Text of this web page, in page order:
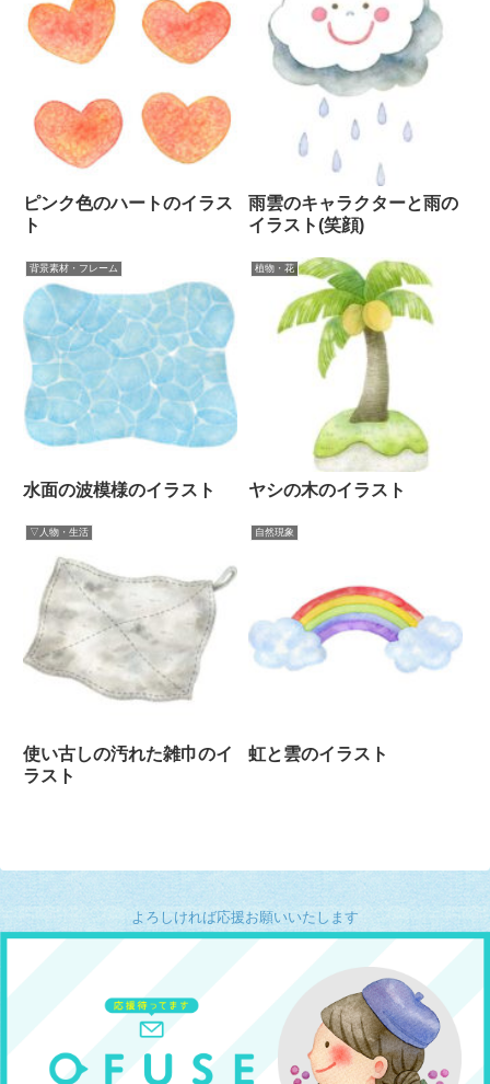
ピンク色のハートのイラス
ト
雨雲のキャラクターと雨の
イラスト(笑顔)
背景素材・フレーム
水面の波模様のイラスト
植物・花
ヤシの木のイラスト
▽人物・生活
使い古しの汚れた雑巾のイ
ラスト
自然現象
虹と雲のイラスト
よろしければ応援お願いいたします